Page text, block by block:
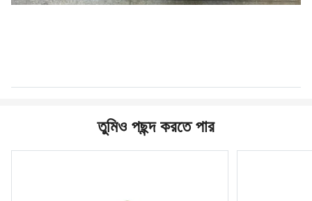
তুমিও পছন্দ করতে পার